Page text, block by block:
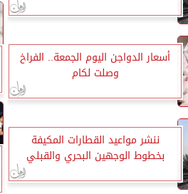
أسعار الدواجن اليوم الجمعة.. الفراخ
وصلت لكام
ننشر مواعيد القطارات المكيفة
بخطوط الوجهين البحري والقبلي